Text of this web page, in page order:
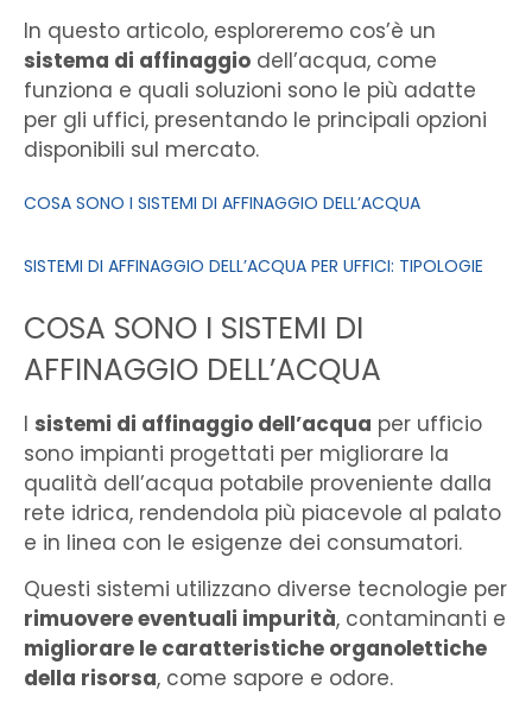
In questo articolo, esploreremo cos’è un
sistema di affinaggio dell’acqua, come
funziona e quali soluzioni sono le più adatte
per gli uffici, presentando le principali opzioni
disponibili sul mercato.
COSA SONO I SISTEMI DI AFFINAGGIO DELL’ACQUA
SISTEMI DI AFFINAGGIO DELL’ACQUA PER UFFICI: TIPOLOGIE
COSA SONO I SISTEMI DI
AFFINAGGIO DELL’ACQUA
I sistemi di affinaggio dell’acqua per ufficio
sono impianti progettati per migliorare la
qualità dell’acqua potabile proveniente dalla
rete idrica, rendendola più piacevole al palato
e in linea con le esigenze dei consumatori.
Questi sistemi utilizzano diverse tecnologie per
rimuovere eventuali impurità, contaminanti e
migliorare le caratteristiche organolettiche
della risorsa, come sapore e odore.